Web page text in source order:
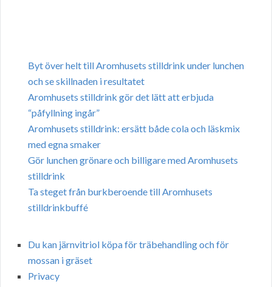
Byt över helt till Aromhusets stilldrink under lunchen
och se skillnaden i resultatet
Aromhusets stilldrink gör det lätt att erbjuda
“påfyllning ingår”
Aromhusets stilldrink: ersätt både cola och läskmix
med egna smaker
Gör lunchen grönare och billigare med Aromhusets
stilldrink
Ta steget från burkberoende till Aromhusets
stilldrinkbuffé
Du kan järnvitriol köpa för träbehandling och för
mossan i gräset
Privacy